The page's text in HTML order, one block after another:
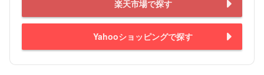
楽天市場で探す
Yahooショッピングで探す